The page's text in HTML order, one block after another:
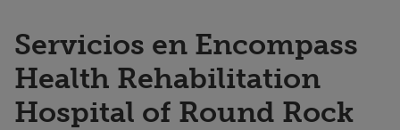
Servicios en Encompass
Health Rehabilitation
Hospital of Round Rock